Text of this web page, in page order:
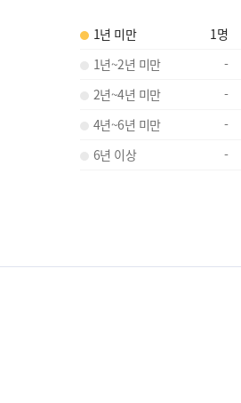
1년 미만 1 명
1년~2년 미만
-
2년~4년 미만
-
4년~6년 미만
-
6년 이상
-